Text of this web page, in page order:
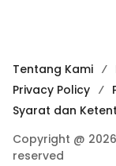
Tentang Kami
Privacy Policy
Syarat dan
Copyright @
reserved